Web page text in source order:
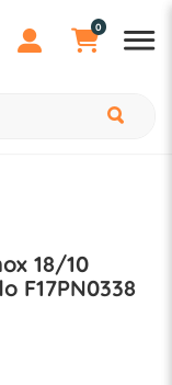
0
18/10
F17PN0338